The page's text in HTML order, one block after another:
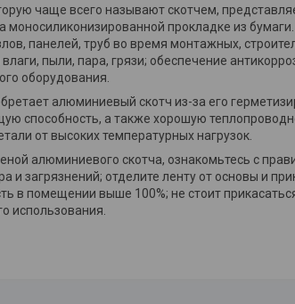
чаще всего называют скотчем,
моносиликонизированной прокладке из
панелей, труб во время монтажных,
пыли, пара, грязи; обеспечение
оборудования.
алюминиевый скотч из-за его
способность, а также хорошую
от высоких температурных нагрузок.
алюминиевого скотча, ознакомьтесь с
и загрязнений; отделите ленту от основы и
в помещении выше 100%; не стоит
использования.